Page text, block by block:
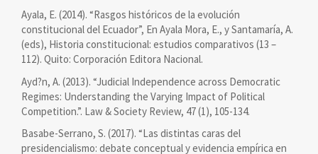
Ayala, E. (2014). “Rasgos históricos de la evolución
constitucional del Ecuador”, En Ayala Mora, E., y Santamaría, A.
(eds), Historia constitucional: estudios comparativos (13 –
112). Quito: Corporación Editora Nacional.
Ayd?n, A. (2013). “Judicial Independence across Democratic
Regimes: Understanding the Varying Impact of Political
Competition.”. Law & Society Review, 47 (1), 105-134.
Basabe-Serrano, S. (2017). “Las distintas caras del
presidencialismo: debate conceptual y evidencia empírica en